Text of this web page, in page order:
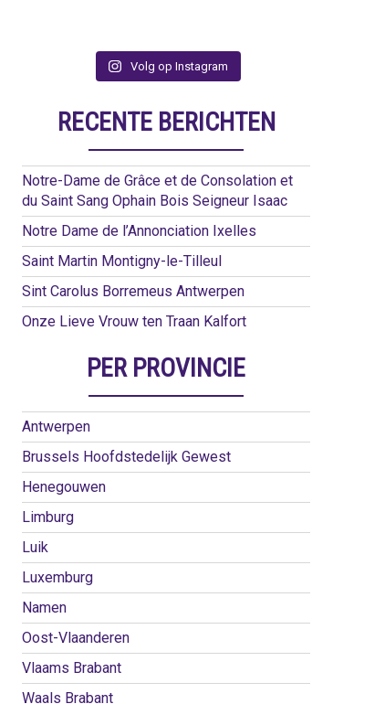
Volg op Instagram
RECENTE BERICHTEN
Notre-Dame de Grâce et de Consolation et
du Saint Sang Ophain Bois Seigneur Isaac
Notre Dame de l’Annonciation Ixelles
Saint Martin Montigny-le-Tilleul
Sint Carolus Borremeus Antwerpen
Onze Lieve Vrouw ten Traan Kalfort
PER PROVINCIE
Antwerpen
Brussels Hoofdstedelijk Gewest
Henegouwen
Limburg
Luik
Luxemburg
Namen
Oost-Vlaanderen
Vlaams Brabant
Waals Brabant